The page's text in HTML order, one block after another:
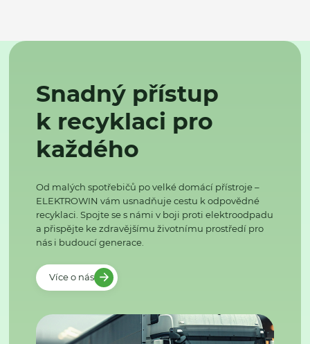
Snadný přístup
k recyklaci pro
každého
Od malých spotřebičů po velké domácí přístroje –
ELEKTROWIN vám usnadňuje cestu k odpovědné
recyklaci. Spojte se s námi v boji proti elektroodpadu
a přispějte ke zdravějšímu životnímu prostředí pro
nás i budoucí generace.
Více o nás